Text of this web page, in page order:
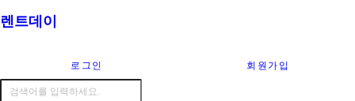
렌트데이
로그인 회원가입